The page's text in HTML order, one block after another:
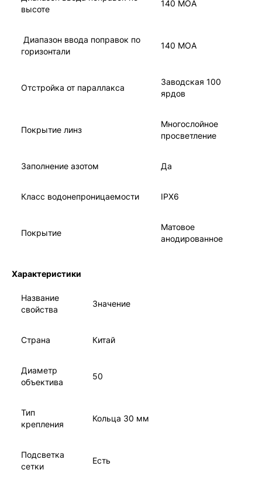
высоте
140 MOA
Диапазон ввода поправок по
горизонтали
140 MOA
Отстройка от параллакса
Заводская 100
ярдов
Покрытие линз
Многослойное
просветление
Заполнение азотом Да
Класс водонепроницаемости IPX6
Покрытие
Матовое
анодированное
Характеристики
Название
свойства
Значение
Страна Китай
Диаметр
объектива
50
Тип
крепления
Кольца 30 мм
Подсветка
сетки
Есть